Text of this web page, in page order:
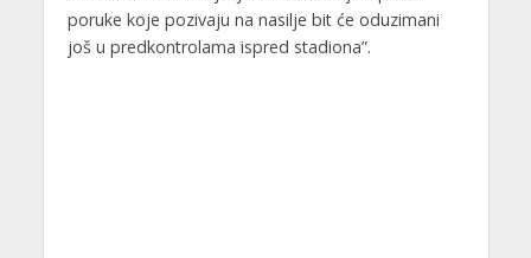
poruke koje pozivaju na nasilje bit će oduzimani
još u predkontrolama ispred stadiona”.